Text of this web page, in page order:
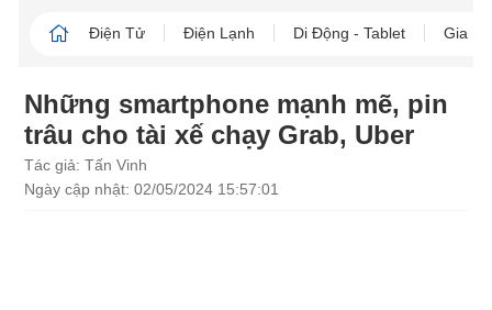
Điện Tử Điện Lạnh Di Động - Tablet Gia
Những smartphone mạnh mẽ, pin
trâu cho tài xế chạy Grab, Uber
Tác giả: Tấn Vinh
Ngày cập nhật: 02/05/2024 15:57:01